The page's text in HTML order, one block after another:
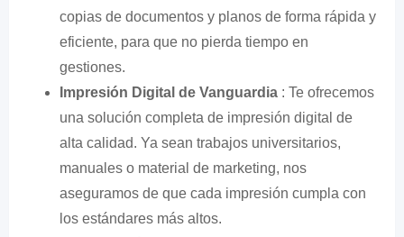
copias de documentos y planos de forma rápida y
eficiente, para que no pierda tiempo en
gestiones.
Impresión Digital de Vanguardia : Te ofrecemos
una solución completa de impresión digital de
alta calidad. Ya sean trabajos universitarios,
manuales o material de marketing, nos
aseguramos de que cada impresión cumpla con
los estándares más altos.